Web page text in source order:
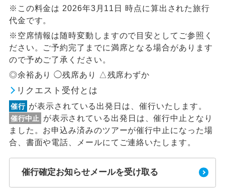
※この料金は 2026年3月11日 時点に算出された旅行
代金です。
※空席情報は随時変動しますので目安としてご参照く
ださい。ご予約完了までに満席となる場合があります
ので予めご了承ください。
◎余裕あり ◯残席あり △残席わずか
リクエスト受付とは
催行 が表示されている出発日は、催行いたします。
催行中止
が表示されている出発日は、催行中止となり
ました。お申込み済みのツアーが催行中止になった場
合、書面や電話、メールにてご連絡いたします。
催行確定お知らせメールを受け取る